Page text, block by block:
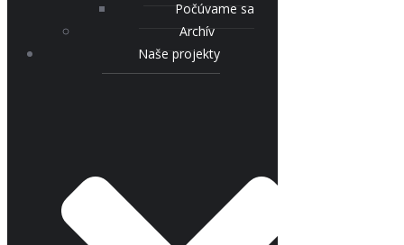
Počúvame sa
Archív
Naše projekty